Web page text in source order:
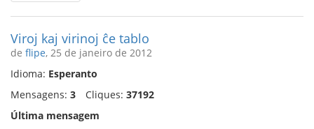
Viroj kaj virinoj ĉe tablo
de flipe, 25 de janeiro de 2012
Idioma: Esperanto
Mensagens: 3 Cliques: 37192
Última mensagem